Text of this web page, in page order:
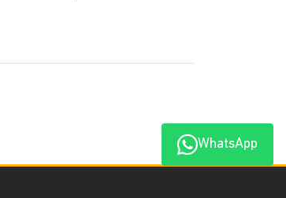
WhatsApp